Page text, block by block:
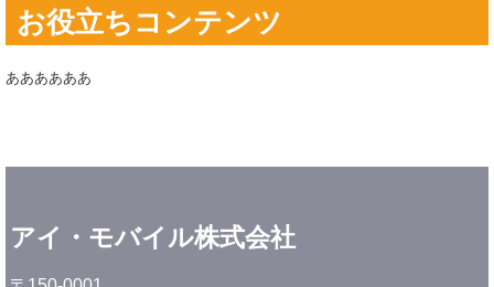
お役立ちコンテンツ
ああああああ
アイ・モバイル株式会社